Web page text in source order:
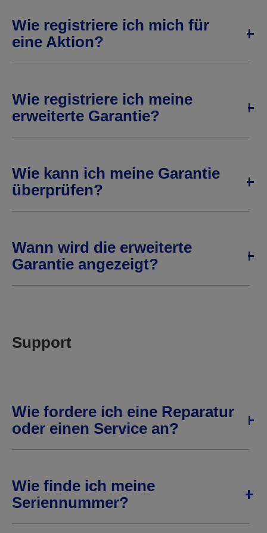
Wie registriere ich mich für
eine Aktion?
Wie registriere ich meine
erweiterte Garantie?
Wie kann ich meine Garantie
überprüfen?
Wann wird die erweiterte
Garantie angezeigt?
Support
Wie fordere ich eine Reparatur
oder einen Service an?
Wie finde ich meine
Seriennummer?